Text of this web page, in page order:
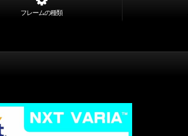
フレームの種類